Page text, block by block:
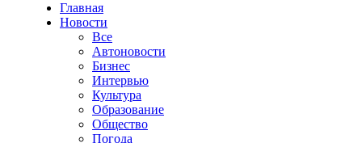
Главная
Новости
Все
Автоновости
Бизнес
Интервью
Культура
Образование
Общество
Погода